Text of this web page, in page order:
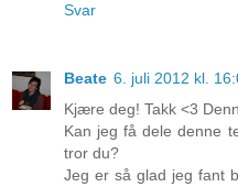
Svar
Beate 6. juli 2012 kl.
Kjære deg! Takk <3
Kan jeg få dele denne
tror du?
Jeg er så glad jeg fant